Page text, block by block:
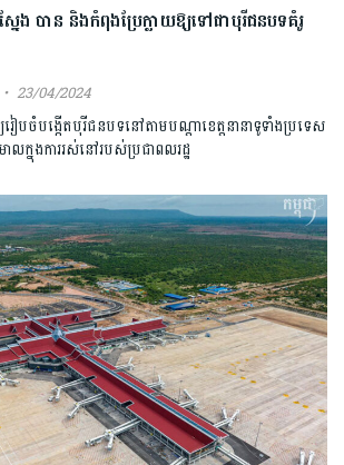
ែង បាន និងកំពុងប្រែក្លាយឱ្យទៅជាបុរីជនបទគំរូ
23/04/2024
រៀបចំ​បង្កើត​បុរីជនបទនៅតាម​បណ្ដាខេត្ត​នានា​ទូទាំង​ប្រទេស
ក្នុងការ​រស់នៅ​របស់ប្រជាពលរដ្ឋ